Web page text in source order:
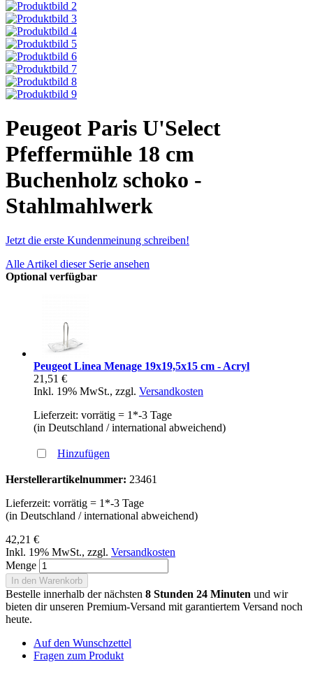
Peugeot Paris U'Select
Pfeffermühle 18 cm
Buchenholz schoko -
Stahlmahlwerk
Jetzt die erste Kundenmeinung schreiben!
Alle Artikel dieser Serie ansehen
Optional verfügbar
Peugeot Linea Menage 19x19,5x15 cm - Acryl
21,51 €
Inkl. 19% MwSt., zzgl. Versandkosten
Lieferzeit: vorrätig = 1*-3 Tage
(in Deutschland / international abweichend)
Hinzufügen
Herstellerartikelnummer: 23461
Lieferzeit: vorrätig = 1*-3 Tage
(in Deutschland / international abweichend)
42,21 €
Inkl. 19% MwSt., zzgl. Versandkosten
Menge
In den Warenkorb
Bestelle innerhalb der nächsten 8 Stunden 24 Minuten und wir
bieten dir unseren Premium-Versand mit garantiertem Versand noch
heute.
Auf den Wunschzettel
Fragen zum Produkt